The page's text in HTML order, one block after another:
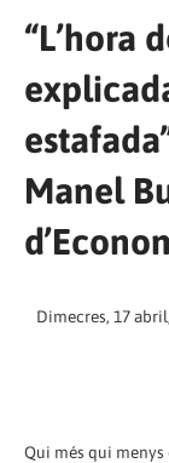
“L’hora
Manel
Dimecres, 17
Qui més qui menys